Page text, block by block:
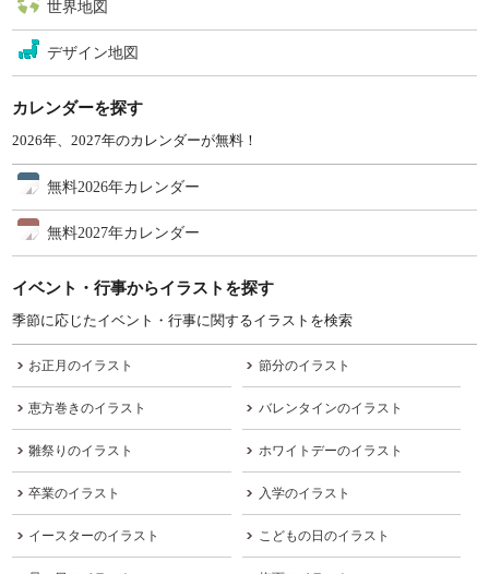
世界地図
デザイン地図
カレンダーを探す
2026年、2027年のカレンダーが無料！
無料2026年カレンダー
無料2027年カレンダー
イベント・行事からイラストを探す
季節に応じたイベント・行事に関するイラストを検索
お正月のイラスト 節分のイラスト
恵方巻きのイラスト バレンタインのイラスト
雛祭りのイラスト ホワイトデーのイラスト
卒業のイラスト 入学のイラスト
イースターのイラスト こどもの日のイラスト